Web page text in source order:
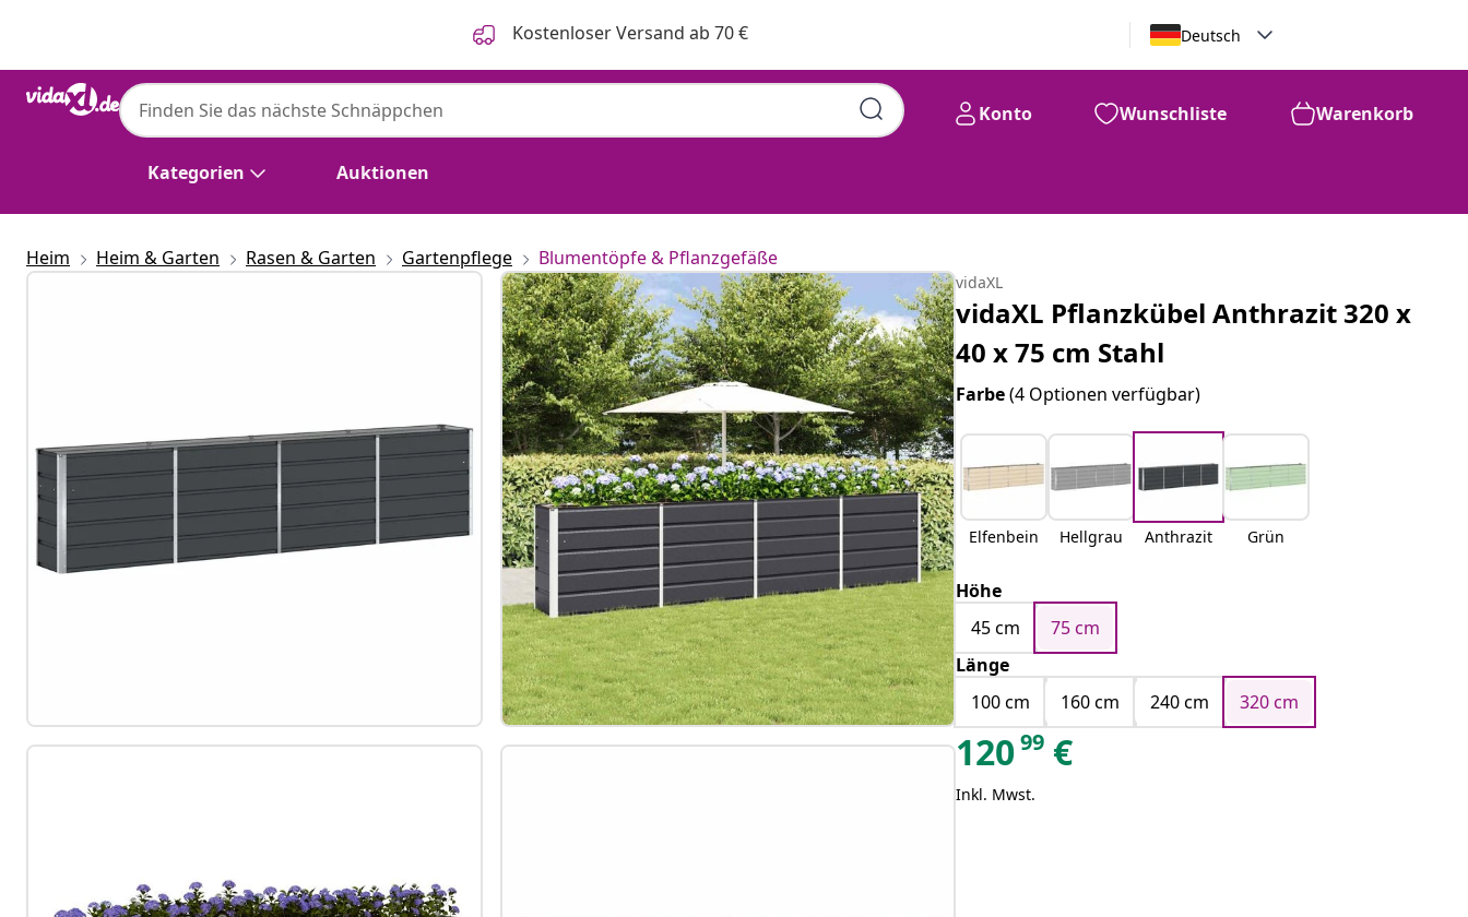
Kostenloser Versand ab 70 € Deutsch
Kategorien Auktionen
Konto Wunschliste Warenkorb
Heim Heim & Garten Rasen & Garten Gartenpflege Blumentöpfe & Pflanzgefäße
vidaXL
vidaXL Pflanzkübel Anthrazit 320 x
40 x 75 cm Stahl
Farbe(4 Optionen verfügbar)
Elfenbein Hellgrau Anthrazit Grün
Höhe
45 cm
75 cm
Länge
100 cm
160 cm 240 cm 320 cm
12099 €
Inkl. Mwst.